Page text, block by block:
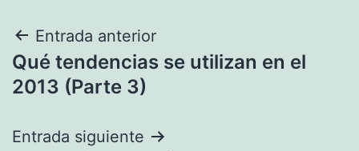
Navegación
de
Entrada anterior
Qué tendencias se utilizan en el
2013 (Parte 3)
Entrada siguiente